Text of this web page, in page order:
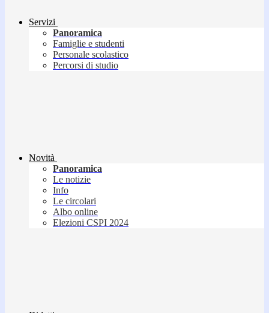
Servizi
Panoramica
Famiglie e studenti
Personale scolastico
Percorsi di studio
Novità
Panoramica
Le notizie
Info
Le circolari
Albo online
Elezioni CSPI 2024